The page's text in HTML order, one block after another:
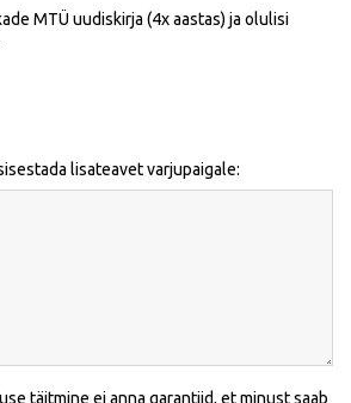
MTÜ uudiskirja (4x aastas) ja olulisi
lisateavet varjupaigale:
täitmine ei anna garantiid, et minust saab